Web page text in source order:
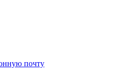
почту